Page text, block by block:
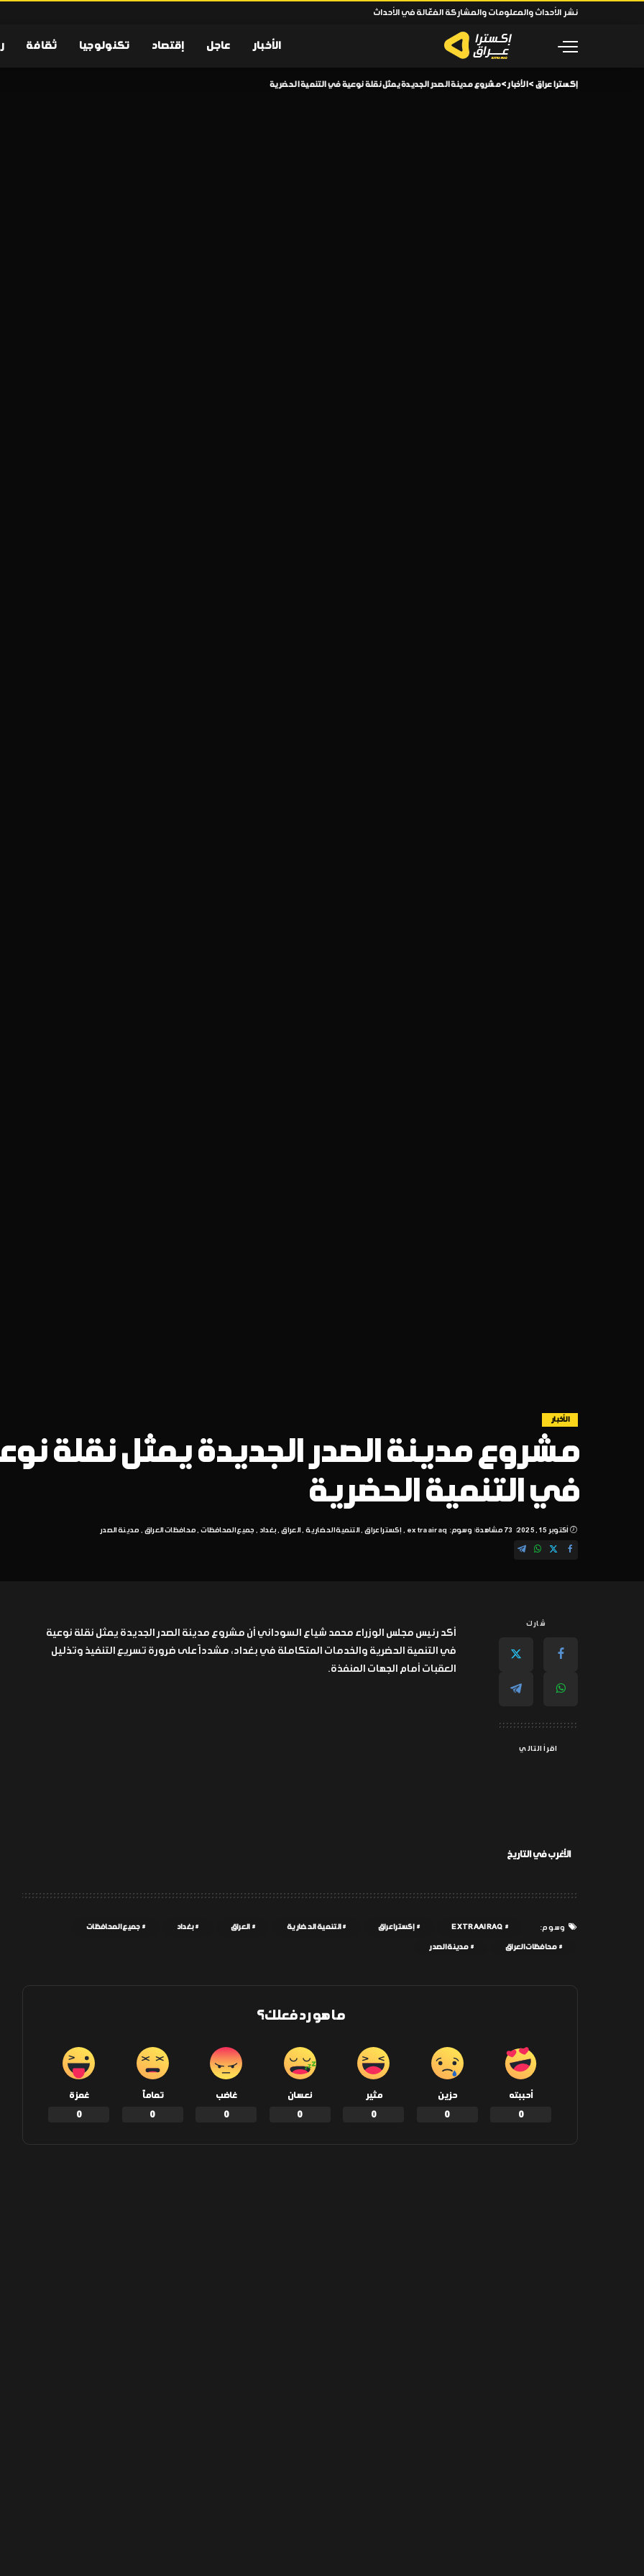
نشر الأحداث والمعلومات والمشاركة الفعّالة في الأحداث
الأخبار عاجل إقتصاد تكنولوجيا ثقافة
إكسترا عراق >الأخبار>مشروع مدينة الصدر الجديدة يمثل نقلة نوعية في التنمية الحضرية
الأخبار
مشروع مدينة الصدر الجديدة يمثل نقلة
في التنمية الحضرية
أكتوبر 15, 2025 73 مشاهدة وسوم: extraairaq إكسترا عراق التنمية الحضارية العراق بغداد جميع المحافظات محافظات العراق مدينة الصدر
شارك
اقرأ التالي
الأغرب في التاريخ
أكد رئيس مجلس الوزراء محمد شياع السوداني أن مشروع مدينة الصدر الجديدة يمثل نقلة نوعية
في التنمية الحضرية والخدمات المتكاملة في بغداد، مشدداً على ضرورة تسريع التنفيذ وتذليل
العقبات أمام الجهات المنفذة.
وسوم: EXTRAAIRAQ إكسترا عراق التنمية الحضارية العراق بغداد جميع المحافظات
محافظات العراق مدينة الصدر
ما هو رد فعلك؟
أحببته
0
حزين
0
مثير
0
نعسان
0
غاضب
0
تماماً
0
غمزة
0